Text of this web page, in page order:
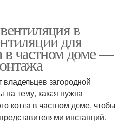
в
для
в частном доме —
загородной
на тему, какая нужна
котла в частном доме, чтобы
инстанций.